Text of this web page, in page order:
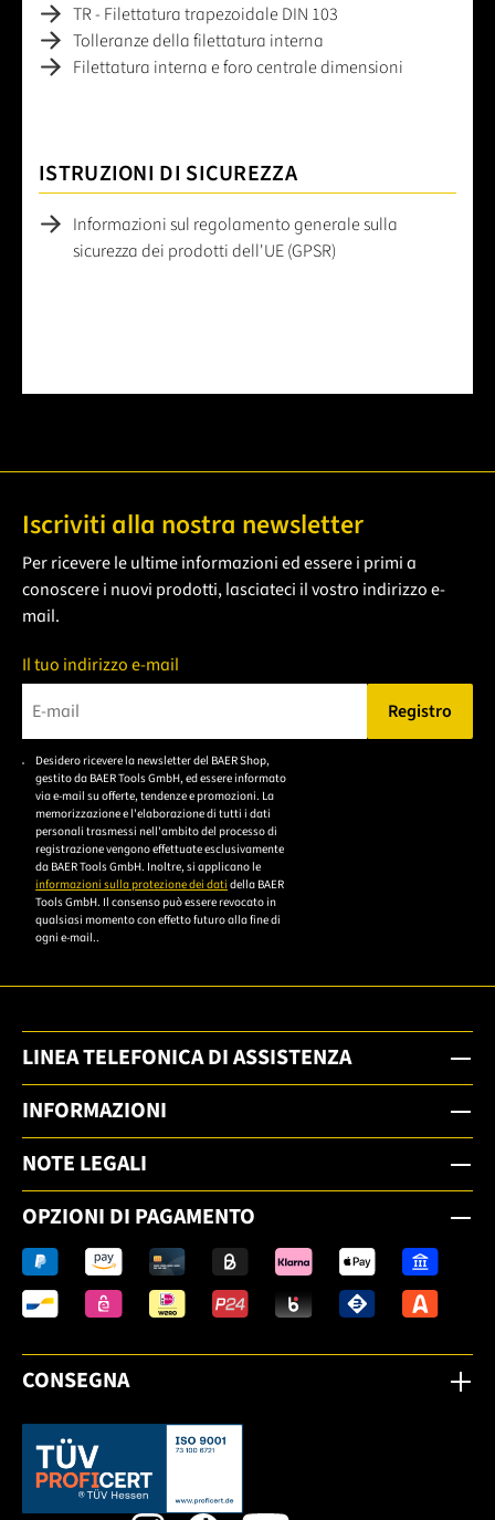
TR - Filettatura trapezoidale DIN 103
Tolleranze della filettatura interna
Filettatura interna e foro centrale dimensioni
ISTRUZIONI DI SICUREZZA
Informazioni sul regolamento generale sulla
sicurezza dei prodotti dell'UE (GPSR)
Iscriviti alla nostra newsletter
Per ricevere le ultime informazioni ed essere i primi a
conoscere i nuovi prodotti, lasciateci il vostro indirizzo e-
mail.
Il tuo indirizzo e-mail
Bitte geben Sie eine gültige E-Mail-Adresse ein.
Registro
Desidero ricevere la newsletter del BAER Shop,
gestito da BAER Tools GmbH, ed essere informato
via e-mail su offerte, tendenze e promozioni. La
memorizzazione e l'elaborazione di tutti i dati
personali trasmessi nell'ambito del processo di
registrazione vengono effettuate esclusivamente
da BAER Tools GmbH. Inoltre, si applicano le
informazioni sulla protezione dei dati della BAER
Tools GmbH. Il consenso può essere revocato in
qualsiasi momento con effetto futuro alla fine di
ogni e-mail..
LINEA TELEFONICA DI ASSISTENZA
INFORMAZIONI
NOTE LEGALI
OPZIONI DI PAGAMENTO
CONSEGNA
Dieser Link öffnet sich in einem neuen Tab.